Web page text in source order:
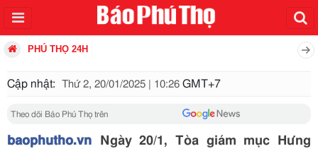
PHÚ THỌ 24H
Cập nhật: Thứ 2, 20/01/2025 | 10:26 GMT+7
Theo dõi Báo Phú Thọ trên
baophutho.vn Ngày 20/1, Tòa giám mục Hưng